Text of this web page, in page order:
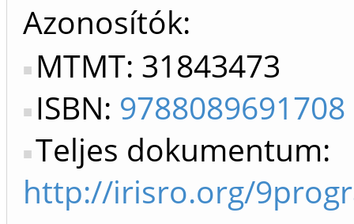
Azonosítók
MTMT: 31843473
ISBN: 9788089691708
Teljes dokumentum:
http://irisro.org/